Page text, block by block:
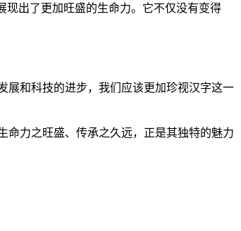
现出了更加旺盛的生命力。它不仅没有变得
展和科技的进步，我们应该更加珍视汉字这一
命力之旺盛、传承之久远，正是其独特的魅力